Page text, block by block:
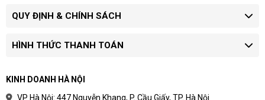
QUY ĐỊNH & CHÍNH SÁCH
HÌNH THỨC THANH TOÁN
KINH DOANH HÀ NỘI
VP Hà Nội: 447 Nguyễn Khang, P. Cầu Giấy, TP. Hà Nội